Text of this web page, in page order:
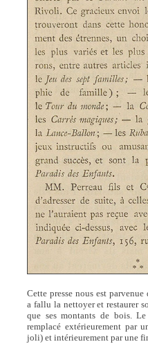
Cette presse nous est
a fallu la nettoyer et restaurer
que ses montants de bois.
remplacé extérieurement par
joli) et intérieurement par une